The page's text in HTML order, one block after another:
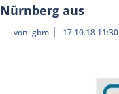
Nürnberg aus
von:gbm 17.10.18 11:30